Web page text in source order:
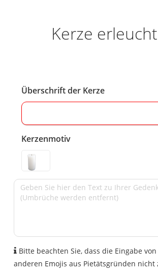
Kerze
Überschrift der Kerze
Kerzenmotiv
Bitte beachten Sie, dass die Eingabe
anderen Emojis aus Pietätsgründen nicht